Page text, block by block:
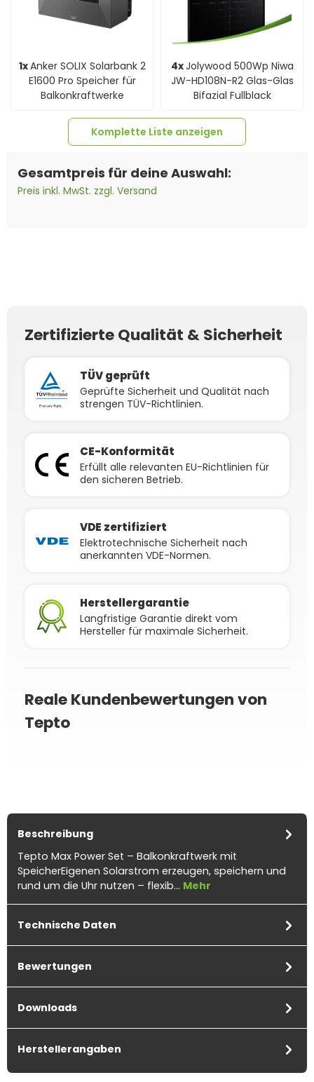
1xAnker SOLIX Solarbank 2
E1600 Pro Speicher für
Balkonkraftwerke
4xJolywood 500Wp Niwa
JW-HD108N-R2 Glas-Glas
Bifazial Fullblack
Komplette Liste anzeigen
Gesamtpreis für deine Auswahl:
Preis inkl. MwSt. zzgl. Versand
Zertifizierte Qualität & Sicherheit
TÜV geprüft
Geprüfte Sicherheit und Qualität nach
strengen TÜV-Richtlinien.
CE-Konformität
Erfüllt alle relevanten EU-Richtlinien für
den sicheren Betrieb.
VDE zertifiziert
Elektrotechnische Sicherheit nach
anerkannten VDE-Normen.
Herstellergarantie
Langfristige Garantie direkt vom
Hersteller für maximale Sicherheit.
Reale Kundenbewertungen von
Tepto
Beschreibung
Tepto Max Power Set – Balkonkraftwerk mit
SpeicherEigenen Solarstrom erzeugen, speichern und
rund um die Uhr nutzen – flexib… Mehr
Technische Daten
Bewertungen
Downloads
Herstellerangaben